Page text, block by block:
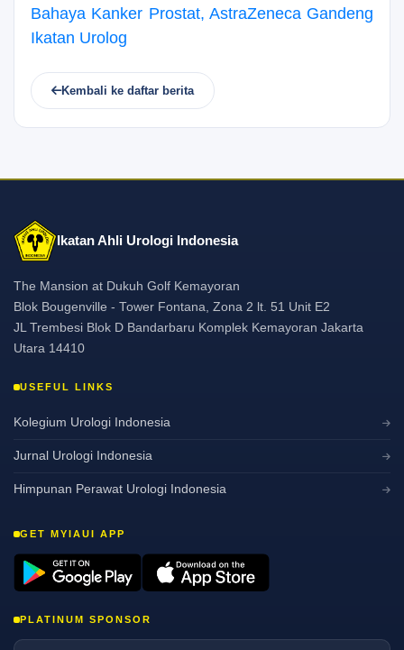
Bahaya Kanker Prostat, AstraZeneca Gandeng
Ikatan Urolog
Kembali ke daftar berita
Ikatan Ahli Urologi Indonesia
The Mansion at Dukuh Golf Kemayoran
Blok Bougenville - Tower Fontana, Zona 2 lt. 51 Unit E2
JL Trembesi Blok D Bandarbaru Komplek Kemayoran Jakarta
Utara 14410
USEFUL LINKS
Kolegium Urologi Indonesia
Jurnal Urologi Indonesia
Himpunan Perawat Urologi Indonesia
GET MYIAUI APP
PLATINUM SPONSOR